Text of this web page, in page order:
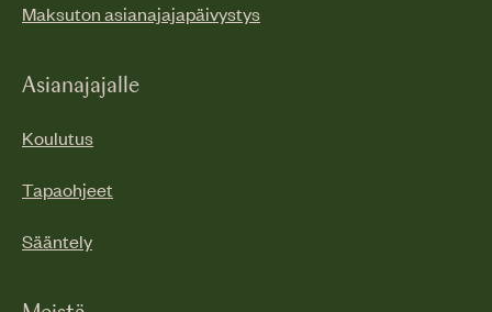
Maksuton asianajajapäivystys
Asianajajalle
Koulutus
Tapaohjeet
Sääntely